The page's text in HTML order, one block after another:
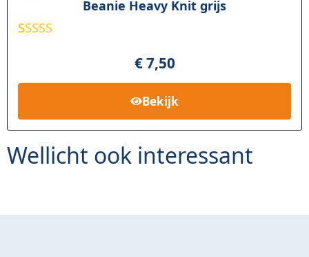
Beanie Heavy Knit grijs
gebasee
waarderi
ng
€7,50
Bekijk
Wellicht ook interessant